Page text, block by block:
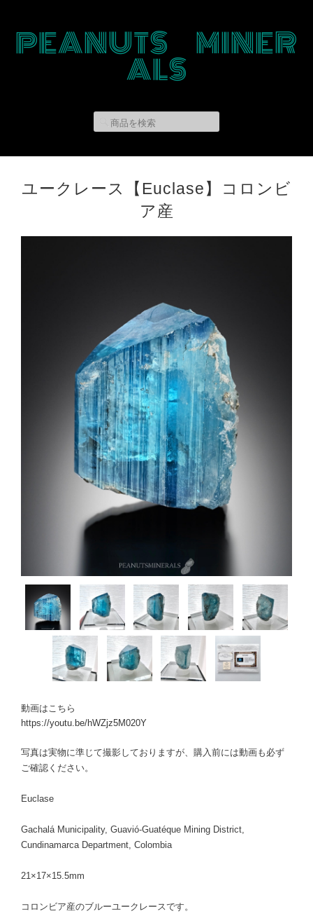
PEANUTS MINER
ALS
ユークレース【Euclase】コロンビ
ア産
動画はこちら
https://youtu.be/hWZjz5M020Y
写真は実物に準じて撮影しておりますが、購入前には動画も必ず
ご確認ください。
Euclase
Gachalá Municipality, Guavió-Guatéque Mining District,
Cundinamarca Department, Colombia
21×17×15.5mm
コロンビア産のブルーユークレースです。